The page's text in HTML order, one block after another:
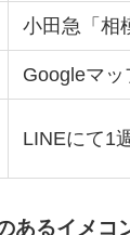
小田急「相
Googleマ
LINEにて1
あるイメコ